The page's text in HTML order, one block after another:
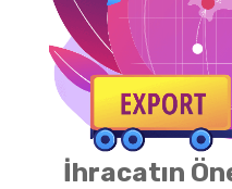
İhracatın